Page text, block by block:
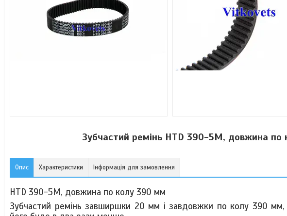
Зубчастий ремінь HTD 390-5M, довжина
Опис Характеристики Інформація для замовлення
HTD 390-5M, довжина по колу 390 мм
Зубчастий ремінь завширшки 20 мм і завдовжки по колу 390